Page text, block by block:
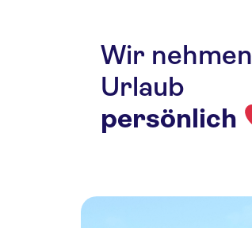
Wir nehmen
Urlaub
persönlich